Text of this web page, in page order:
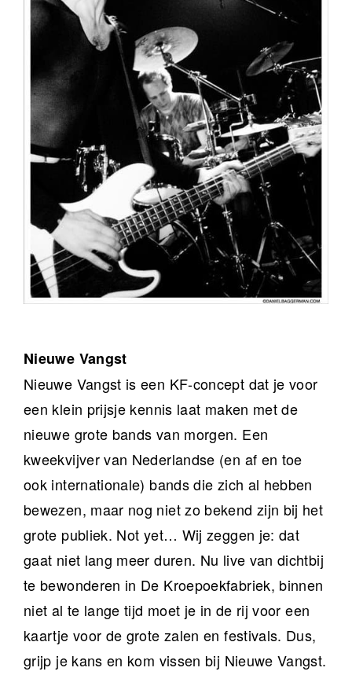
Nieuwe Vangst
Nieuwe Vangst is een KF-concept dat je voor
een klein prijsje kennis laat maken met de
nieuwe grote bands van morgen. Een
kweekvijver van Nederlandse (en af en toe
ook internationale) bands die zich al hebben
bewezen, maar nog niet zo bekend zijn bij het
grote publiek. Not yet… Wij zeggen je: dat
gaat niet lang meer duren. Nu live van dichtbij
te bewonderen in De Kroepoekfabriek, binnen
niet al te lange tijd moet je in de rij voor een
kaartje voor de grote zalen en festivals. Dus,
grijp je kans en kom vissen bij Nieuwe Vangst.